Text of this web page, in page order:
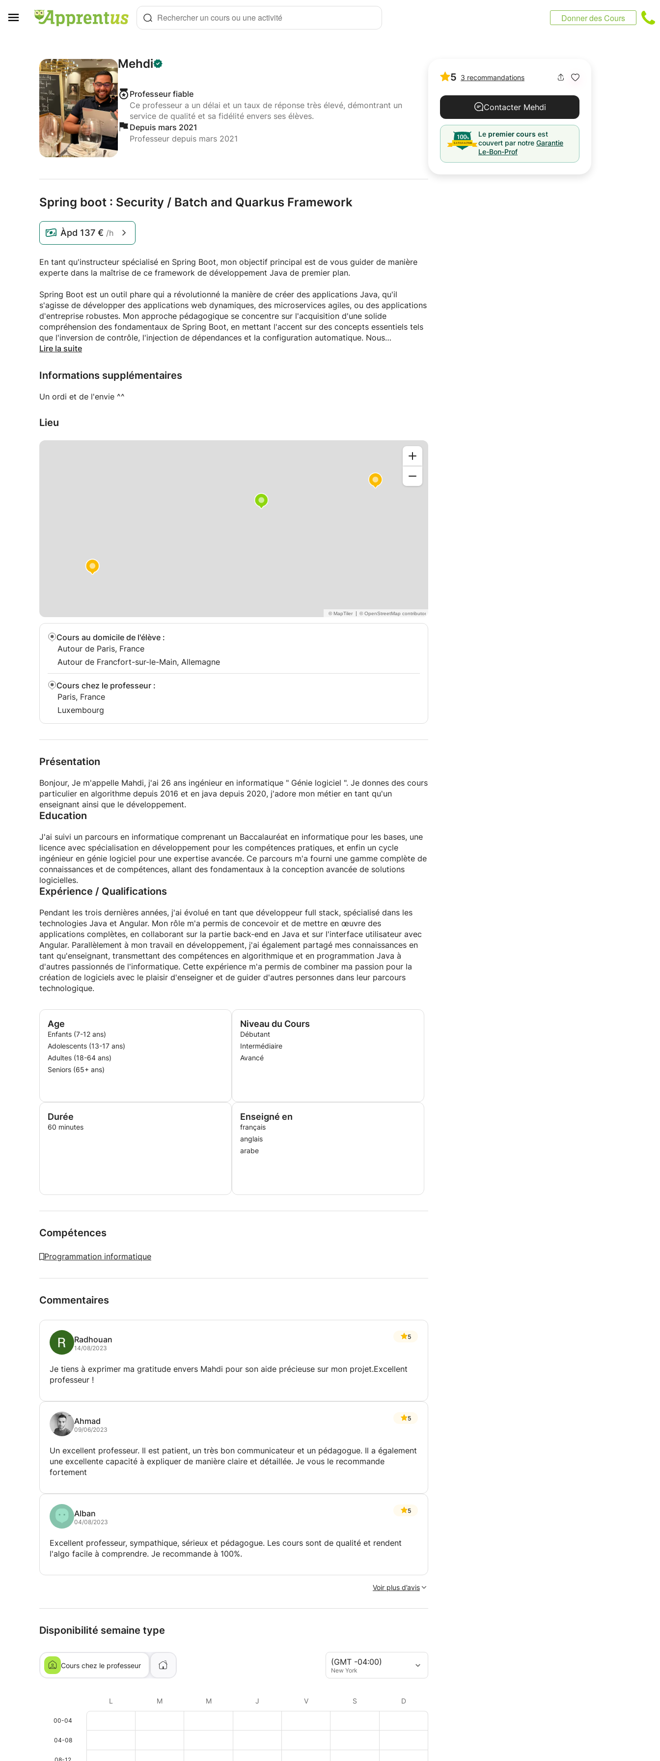
Rechercher un cours ou une activité Donner des Cours
Mehdi
Professeur fiable
Ce professeur a un délai et un taux de réponse très élevé, démontrant un
service de qualité et sa fidélité envers ses élèves.
Depuis mars 2021
Professeur depuis mars 2021
Spring boot : Security / Batch and Quarkus Framework
Àpd 137 € /h
En tant qu'instructeur spécialisé en Spring Boot, mon objectif principal est de vous guider de manière
experte dans la maîtrise de ce framework de développement Java de premier plan.
Spring Boot est un outil phare qui a révolutionné la manière de créer des applications Java, qu'il
s'agisse de développer des applications web dynamiques, des microservices agiles, ou des applications
d'entreprise robustes. Mon approche pédagogique se concentre sur l'acquisition d'une solide
compréhension des fondamentaux de Spring Boot, en mettant l'accent sur des concepts essentiels tels
que l'inversion de contrôle, l'injection de dépendances et la configuration automatique. Nous
plongerons également dans des sujets plus avancés, y compris la sécurité, la gestion des données et la
Tout au long de nos sessions de formation, vous développerez des compétences pratiques pour
concevoir des applications Java efficaces et stables, en utilisant des techniques de codage éprouvées
ainsi que des outils de développement modernes spécifiquement conçus pour Spring Boot.
Mon objectif est de faire de vous un expert compétent en Spring Boot, capable de créer des
sur Spring Boot sont adaptés à tous les niveaux, qu'il s'agisse de débutants ou de développeurs
expérimentés, et sont personnalisés pour répondre à vos besoins et à vos aspirations en matière de
Je suis enthousiaste à l'idée de collaborer avec vous pour vous aider à maîtriser Spring Boot et à
concrétiser vos projets de développement les plus ambitieux.
Lire la suite
Informations supplémentaires
Un ordi et de l'envie ^^
Lieu
|
Cours au domicile de l'élève :
Autour de Paris, France
Autour de Francfort-sur-le-Main, Allemagne
Cours chez le professeur :
Paris, France
Luxembourg
Présentation
Bonjour, Je m'appelle Mahdi, j'ai 26 ans ingénieur en informatique " Génie logiciel ". Je donnes des cours
particulier en algorithme depuis 2016 et en java depuis 2020, j'adore mon métier en tant qu'un
enseignant ainsi que le développement.
Education
J'ai suivi un parcours en informatique comprenant un Baccalauréat en informatique pour les bases, une
licence avec spécialisation en développement pour les compétences pratiques, et enfin un cycle
ingénieur en génie logiciel pour une expertise avancée. Ce parcours m'a fourni une gamme complète de
connaissances et de compétences, allant des fondamentaux à la conception avancée de solutions
logicielles.
Expérience / Qualifications
Pendant les trois dernières années, j'ai évolué en tant que développeur full stack, spécialisé dans les
technologies Java et Angular. Mon rôle m'a permis de concevoir et de mettre en œuvre des
applications complètes, en collaborant sur la partie back-end en Java et sur l'interface utilisateur avec
Angular. Parallèlement à mon travail en développement, j'ai également partagé mes connaissances en
tant qu'enseignant, transmettant des compétences en algorithmique et en programmation Java à
d'autres passionnés de l'informatique. Cette expérience m'a permis de combiner ma passion pour la
création de logiciels avec le plaisir d'enseigner et de guider d'autres personnes dans leur parcours
technologique.
Age
Enfants (7-12 ans)
Adolescents (13-17 ans)
Adultes (18-64 ans)
Seniors (65+ ans)
Niveau du Cours
Débutant
Intermédiaire
Avancé
Durée
60 minutes
Enseigné en
français
anglais
arabe
Compétences
Programmation informatique
Commentaires
Radhouan
14/08/2023
5
Je tiens à exprimer ma gratitude envers Mahdi pour son aide précieuse sur mon projet.Excellent
professeur !
Ahmad
09/06/2023
5
Un excellent professeur. Il est patient, un très bon communicateur et un pédagogue. Il a également
une excellente capacité à expliquer de manière claire et détaillée. Je vous le recommande
fortement
Alban
04/08/2023
5
Excellent professeur, sympathique, sérieux et pédagogue. Les cours sont de qualité et rendent
l'algo facile à comprendre. Je recommande à 100%.
Voir plus d’avis
Disponibilité semaine type
(GMT -04:00)
New York
Cours chez le professeur
L M M J V S D
00-04
04-08
5 3 recommandations
Contacter Mehdi
Le premier cours est
couvert par notre Garantie
Le-Bon-Prof